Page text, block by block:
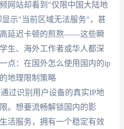
网站却看到"仅限中国大陆地
显示"当前区域无法服务"，甚
延迟卡顿的煎熬——这些瞬
生、海外工作者或华人都深
点：在国外怎么使用国内的ip
地理限制策略
通过识别用户设备的真实IP地
。想要流畅解锁国内的影
活服务，拥有一个稳定有效